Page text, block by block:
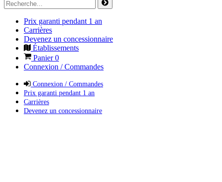
Prix garanti pendant 1 an
Carrières
Devenez un concessionnaire
Établissements
Panier0
Connexion / Commandes
Connexion / Commandes
Prix garanti pendant 1 an
Carrières
Devenez un concessionnaire